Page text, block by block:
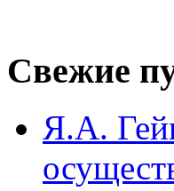
Свежие
Я.А.